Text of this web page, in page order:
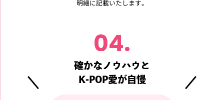
明細に記載いたします。
04.
確かなノウハウと
K-POP愛が自慢